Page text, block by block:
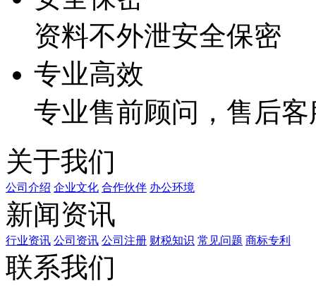
资料不外泄安全保密
专业高效
专业售前顾问，售后
关于我们
公司介绍 企业文化 合作伙伴 办公环境
新闻资讯
行业资讯 公司资讯 公司注册 财税知识 常见问题 商标专利
联系我们